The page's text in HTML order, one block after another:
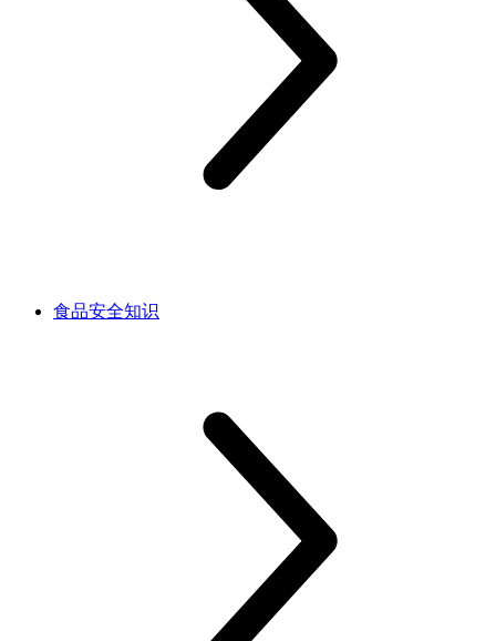
食品安全知识